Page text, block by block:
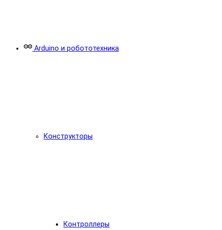
Arduino и робототехника
Конструкторы
Контроллеры